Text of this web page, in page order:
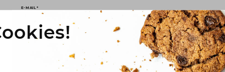
E-MAIL
HASŁO
Przypomnij hasło